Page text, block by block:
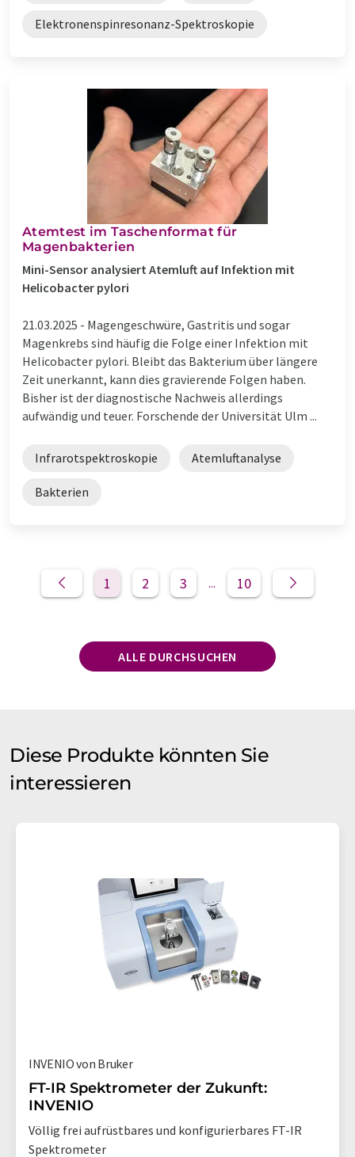
Elektronenspinresonanz-Spektroskopie
Atemtest im Taschenformat für
Magenbakterien
Mini-Sensor analysiert Atemluft auf Infektion mit
Helicobacter pylori
21.03.2025 - Magengeschwüre, Gastritis und sogar
Magenkrebs sind häufig die Folge einer Infektion mit
Helicobacter pylori. Bleibt das Bakterium über längere
Zeit unerkannt, kann dies gravierende Folgen haben.
Bisher ist der diagnostische Nachweis allerdings
aufwändig und teuer. Forschende der Universität Ulm ...
Infrarotspektroskopie Atemluftanalyse
Bakterien
1 2 3 ... 10
ALLE DURCHSUCHEN
Diese Produkte könnten Sie
interessieren
INVENIO von Bruker
FT-IR Spektrometer der Zukunft:
INVENIO
Völlig frei aufrüstbares und konfigurierbares FT-IR
Spektrometer